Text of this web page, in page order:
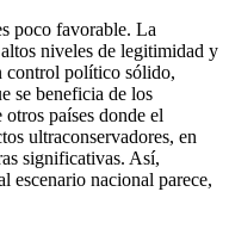
poco favorable. La
niveles de legitimidad y
control político sólido,
se beneficia de los
países donde el
ultraconservadores, en
significativas. Así,
escenario nacional parece,